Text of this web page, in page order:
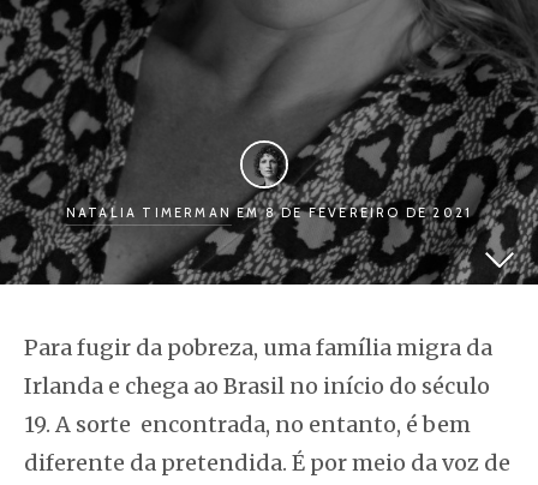
NATALIA TIMERMANEM 8 DE FEVEREIRO DE 2021
Para fugir da pobreza, uma família migra da
Irlanda e chega ao Brasil no início do século
19. A sorte encontrada, no entanto, é bem
diferente da pretendida. É por meio da voz de